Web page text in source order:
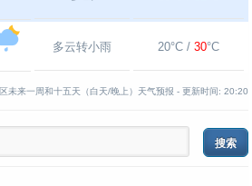
多云转小雨 20°C / 30°C
未来一周和十五天（白天/晚上）天气预报 - 更新时间: 20:20